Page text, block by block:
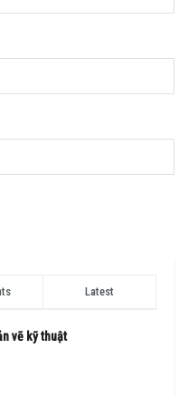
Latest
vẽ kỹ thuật